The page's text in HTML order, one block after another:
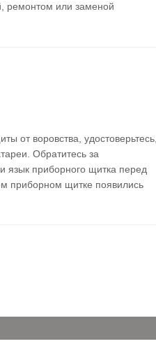
ремонтом или заменой
от воровства, удостоверьтесь,
Обратитесь за
язык приборного щитка перед
приборном щитке появились